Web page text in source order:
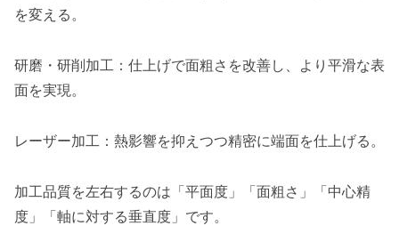
を変える。
研磨・研削加工：仕上げで面粗さを改善し、より平滑な表
面を実現。
レーザー加工：熱影響を抑えつつ精密に端面を仕上げる。
加工品質を左右するのは「平面度」「面粗さ」「中心精
度」「軸に対する垂直度」です。